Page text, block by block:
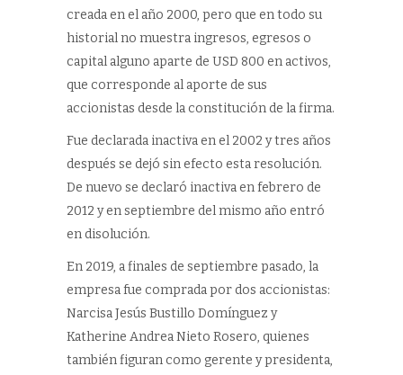
creada en el año 2000, pero que en todo su
historial no muestra ingresos, egresos o
capital alguno aparte de USD 800 en activos,
que corresponde al aporte de sus
accionistas desde la constitución de la firma.
Fue declarada inactiva en el 2002 y tres años
después se dejó sin efecto esta resolución.
De nuevo se declaró inactiva en febrero de
2012 y en septiembre del mismo año entró
en disolución.
En 2019, a finales de septiembre pasado, la
empresa fue comprada por dos accionistas:
Narcisa Jesús Bustillo Domínguez y
Katherine Andrea Nieto Rosero, quienes
también figuran como gerente y presidenta,